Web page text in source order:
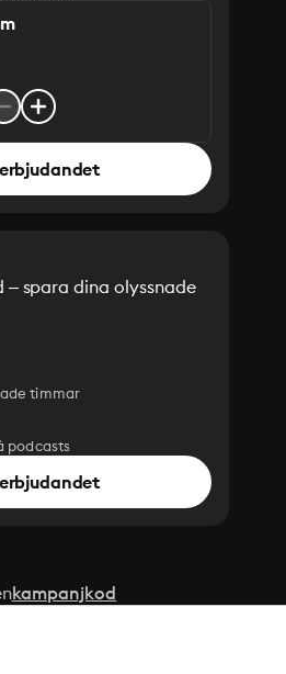
– spara dina olyssnade
timmar
podcasts
kampanjkod